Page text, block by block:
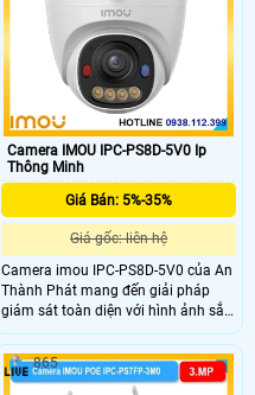
Camera IMOU IPC-PS8D-5V0 Ip
Thông Minh
Giá Bán: 5%-35%
Giá gốc: liên hệ
Camera imou IPC-PS8D-5V0 của An
Thành Phát mang đến giải pháp
giám sát toàn diện với hình ảnh sắc
nét, âm thanh tích hợp và cảnh báo
chủ động, giúp bảo vệ an ninh cho
ngôi nhà và văn phòng của bạn một
cách chuyên nghiệp.
865